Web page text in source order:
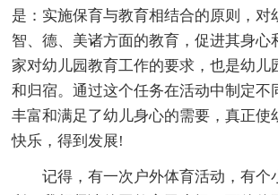
是：实施保育与教育相结合的原则，对
智、德、美诸方面的教育，促进其身心
家对幼儿园教育工作的要求，也是幼儿
和归宿。通过这个任务在活动中制定不
丰富和满足了幼儿身心的需要，真正使
快乐，得到发展!
记得，有一次户外体育活动，有个